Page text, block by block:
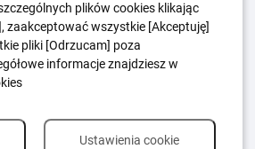
Dzieci
Sygnaliści
plików cookies klikając
zaakceptować wszystkie [Akceptuję]
pliki [Odrzucam] poza
informacje znajdziesz w
Ustawienia cookie